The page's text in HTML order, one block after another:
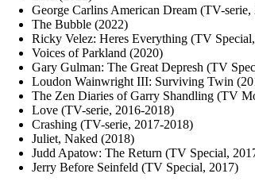
George Carlins American Dream (TV-serie,
The Bubble (2022)
Ricky Velez: Heres Everything (TV
Voices of Parkland (2020)
Gary Gulman: The Great Depresh (TV
Loudon Wainwright III: Surviving Twin
The Zen Diaries of Garry Shandling (TV
Love (TV-serie, 2016-2018)
Crashing (TV-serie, 2017-2018)
Juliet, Naked (2018)
Judd Apatow: The Return (TV Special,
Jerry Before Seinfeld (TV Special, 2017)